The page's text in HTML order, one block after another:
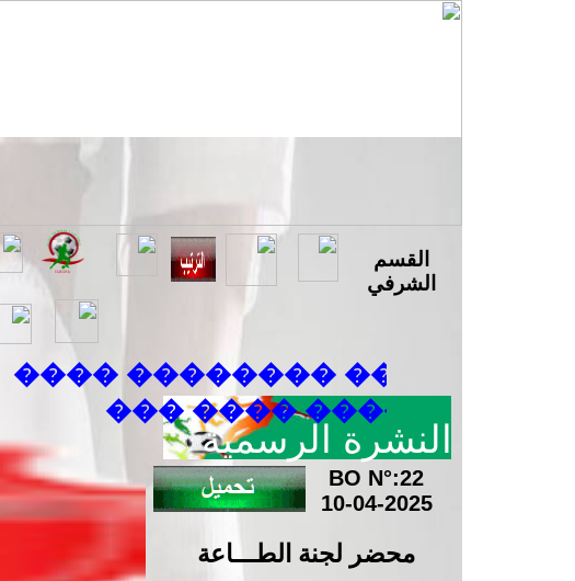
النشرة الرسمية
������� �������� ����
����� ���� ���
BO N°:22
10-04-2025
القسم
الشرفي
محضر لجنة الطـــاعة